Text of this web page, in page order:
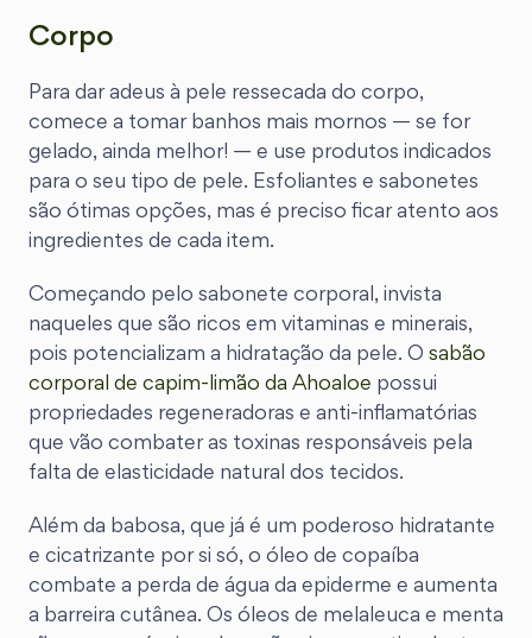
Corpo
Para dar adeus à pele ressecada do corpo,
comece a tomar banhos mais mornos — se for
gelado, ainda melhor! — e use produtos indicados
para o seu tipo de pele. Esfoliantes e sabonetes
são ótimas opções, mas é preciso ficar atento aos
ingredientes de cada item.
Começando pelo sabonete corporal, invista
naqueles que são ricos em vitaminas e minerais,
pois potencializam a hidratação da pele. O sabão
corporal de capim-limão da Ahoaloe possui
propriedades regeneradoras e anti-inflamatórias
que vão combater as toxinas responsáveis pela
falta de elasticidade natural dos tecidos.
Além da babosa, que já é um poderoso hidratante
e cicatrizante por si só, o óleo de copaíba
combate a perda de água da epiderme e aumenta
a barreira cutânea. Os óleos de melaleuca e menta